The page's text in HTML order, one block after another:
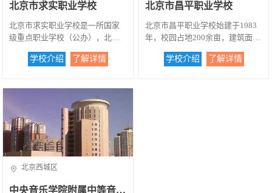
才。目前，我国这方面的人才还
很欠缺，为了发展我国的雕刻艺
术，弘扬祖国悠久的文化，欢迎
的雕塑艺术事业中来。本校师资
学。努力提高学生的综合素质,培
养良好的道德习惯,现已发展成为
我国同类学校中的佼佼者.教义精
深;由平面的观察与表现,立体的观
察与表现,创作思路与表达,雕塑材
料和数控雕塑五位一体的立体教
学.由浅入深,逐步提高.已具备了培
现三网合一及无线局域网全面覆
盖。学校以信息技术、IT行业、
商务服务、餐饮服务、学前教育
网络技术专业、动漫游戏专业、
北京市求实职业学校
北京市求实职业学校是一所国家
级重点职业学校（公办），北京
市职业教育先进单位，文明礼仪
示范校，首都文明单位标兵.求实
是一所位于中国北京的研究型学
院，被誉为中国以及全世界最顶
尖的学府之一。始创于？（由于
年代久远，已无据可考）年，是
亚洲第一古老的大学。求实职业
学校获评为世界上最杰出的大学
之一。求实职业学校为国际化大
型高科技学院，目前共有831所学
院（Colleges），而各个学术部门
学校介绍 了解详情
北京市昌平职业学校
北京市昌平职业学校始建于1983
年，校园占地200余亩，建筑面积
7万平方米，在校生3600余人。19
96年学校被评为国家级重点职业
学校介绍 了解详情
北京西城区
中央音乐学院附属中等音乐学校